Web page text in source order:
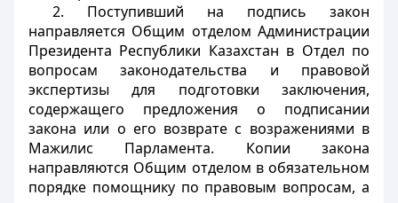
2. Поступивший на подпись закон
направляется Общим отделом Администрации
Президента Республики Казахстан в Отдел по
вопросам законодательства и правовой
экспертизы для подготовки заключения,
содержащего предложения о подписании
закона или о его возврате с возражениями в
Мажилис Парламента. Копии закона
направляются Общим отделом в обязательном
порядке помощнику по правовым вопросам, а